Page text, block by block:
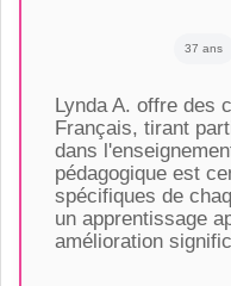
37 ans
Lynda A. offre des
Français, tirant
dans
pédagogique est
spécifiques de
un apprentissage
amélioration